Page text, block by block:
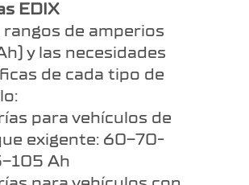
EDIX
rangos de amperios
y las necesidades
de cada tipo de
para vehículos de
exigente: 60-70-
105 Ah